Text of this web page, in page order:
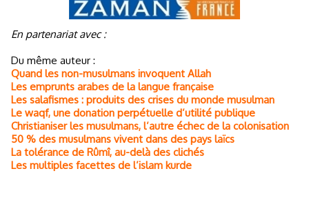
En partenariat avec :
Du même auteur :
Quand les non-musulmans invoquent Allah
Les emprunts arabes de la langue française
Les salafismes : produits des crises du monde musulman
Le waqf, une donation perpétuelle d’utilité publique
Christianiser les musulmans, l’autre échec de la colonisation
50 % des musulmans vivent dans des pays laïcs
La tolérance de Rûmî, au-delà des clichés
Les multiples facettes de l’islam kurde